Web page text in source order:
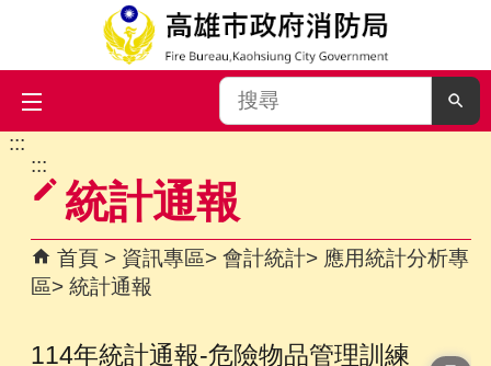
跳到主要內容區塊
搜
尋
:::
:::
統計通報
首頁 資訊專區 會計統計
應用統計分析專
區
統計通報
114年統計通報-危險物品管理訓練